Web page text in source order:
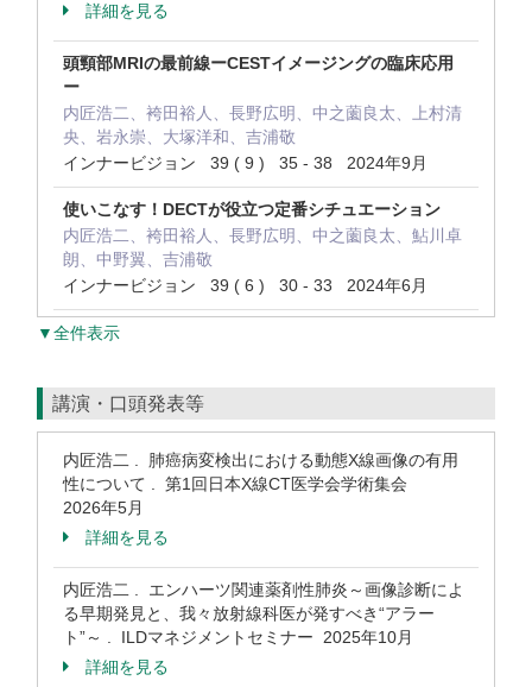
詳細を見る
頭頸部MRIの最前線ーCESTイメージングの臨床応用
ー
内匠浩二、袴田裕人、長野広明、中之薗良太、上村清
央、岩永崇、大塚洋和、吉浦敬
インナービジョン 39 ( 9 ) 35 - 38 2024年9月
使いこなす！DECTが役立つ定番シチュエーション
内匠浩二、袴田裕人、長野広明、中之薗良太、鮎川卓
朗、中野翼、吉浦敬
インナービジョン 39 ( 6 ) 30 - 33 2024年6月
▼全件表示
講演・口頭発表等
内匠浩二 . 肺癌病変検出における動態X線画像の有用
性について . 第1回日本X線CT医学会学術集会
2026年5月
詳細を見る
内匠浩二 . エンハーツ関連薬剤性肺炎～画像診断によ
る早期発見と、我々放射線科医が発すべき“アラー
ト”～ . ILDマネジメントセミナー 2025年10月
詳細を見る